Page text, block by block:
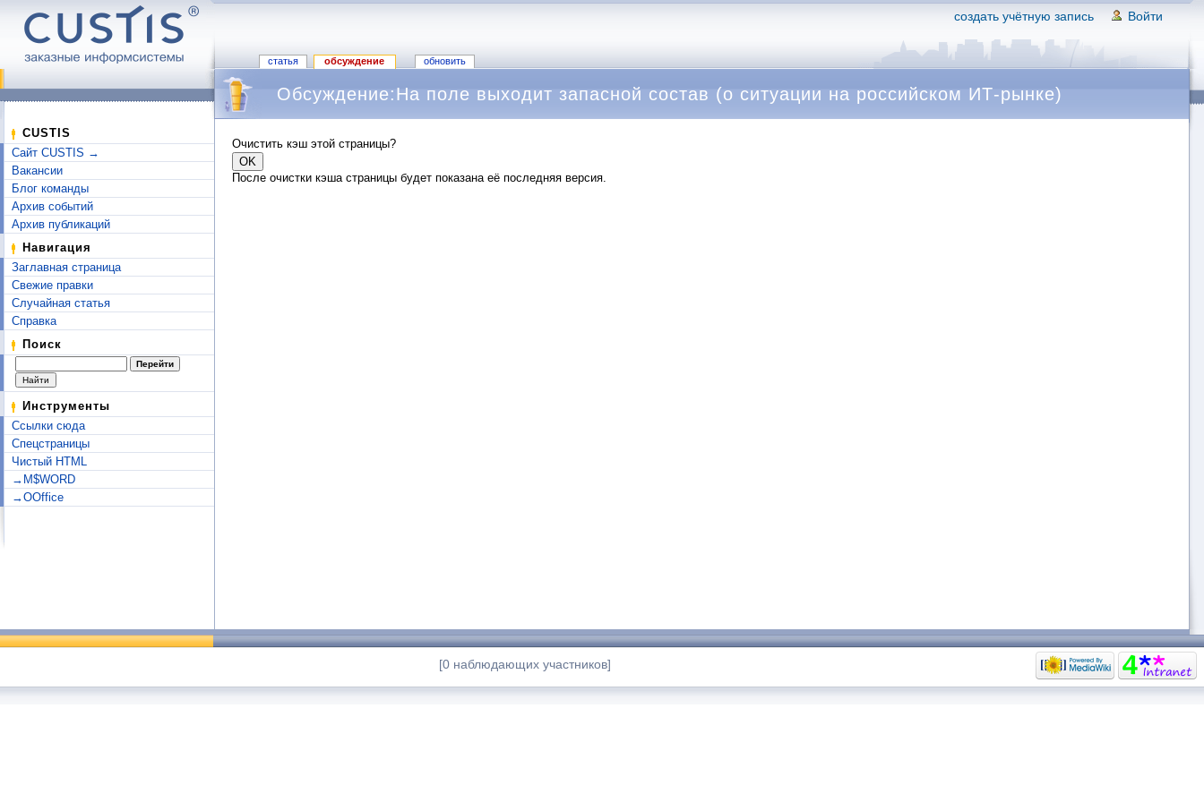
создать учётную запись Войти
статья обсуждение обновить
CUSTIS
Сайт CUSTIS →
Вакансии
Блог команды
Архив событий
Архив публикаций
Навигация
Заглавная страница
Свежие правки
Случайная статья
Справка
Поиск
Инструменты
Ссылки сюда
Спецстраницы
Чистый HTML
→M$WORD
→OOffice
Обсуждение:На поле выходит запасной состав (о ситуации на российском ИТ-рынке)
Очистить кэш этой страницы?
После очистки кэша страницы будет показана её последняя версия.
[0 наблюдающих участников]